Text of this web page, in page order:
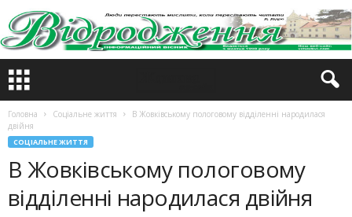
Головна Соціальне життя
В Жовківському пологовому відділенні народилася
двійня
СОЦІАЛЬНЕ ЖИТТЯ
В Жовківському пологовому
відділенні народилася двійня